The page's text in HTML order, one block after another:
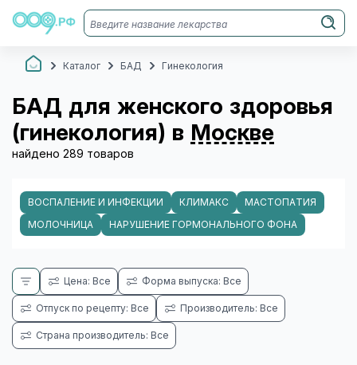
Каталог БАД Гинекология
БАД для женского здоровья
(гинекология) в Москве
найдено 289 товаров
ВОСПАЛЕНИЕ И ИНФЕКЦИИ КЛИМАКС
МАСТОПАТИЯ
МОЛОЧНИЦА
НАРУШЕНИЕ ГОРМОНАЛЬНОГО ФОНА
Цена: Все Форма выпуска: Все
Отпуск по рецепту: Все Производитель: Все
Страна производитель: Все